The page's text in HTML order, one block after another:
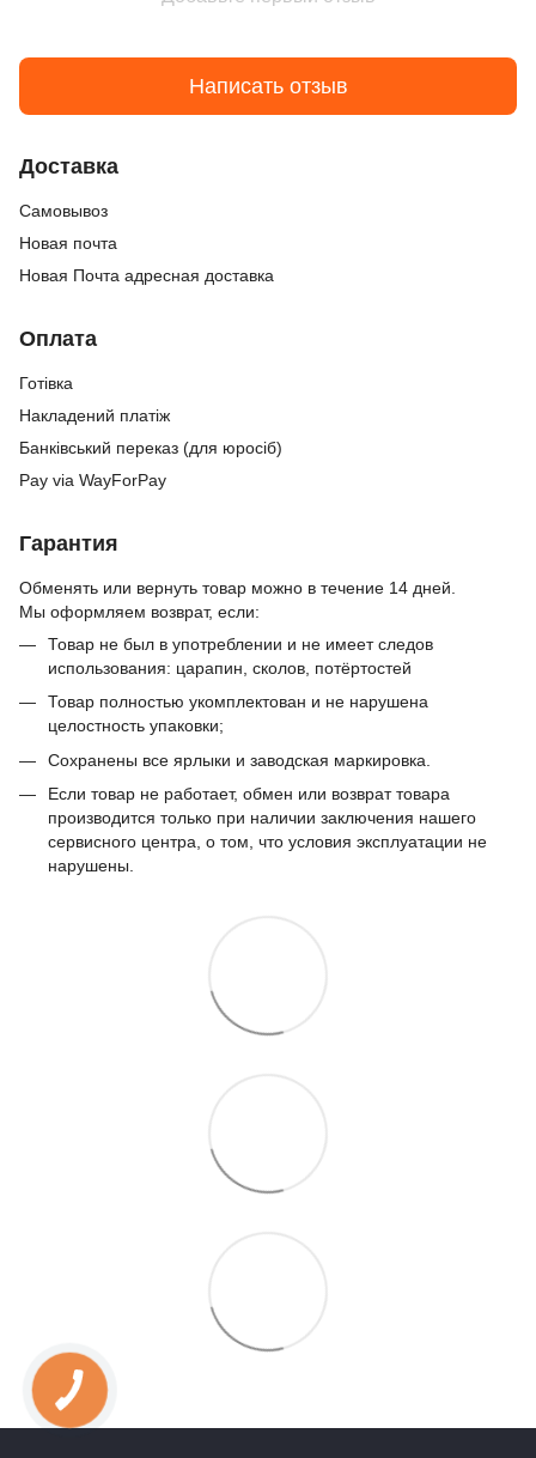
Написать отзыв
Доставка
Cамовывоз
Новая почта
Новая Почта адресная доставка
Оплата
Готівка
Накладений платіж
Банківський переказ (для юросіб)
Pay via WayForPay
Гарантия
Обменять или вернуть товар можно в течение 14 дней.
Мы оформляем возврат, если:
Товар не был в употреблении и не имеет следов
использования: царапин, сколов, потёртостей
Товар полностью укомплектован и не нарушена
целостность упаковки;
Сохранены все ярлыки и заводская маркировка.
Если товар не работает, обмен или возврат товара
производится только при наличии заключения нашего
сервисного центра, о том, что условия эксплуатации не
нарушены.